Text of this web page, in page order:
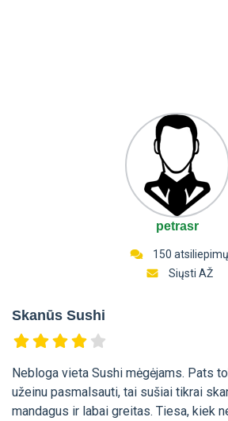
petrasr
150 atsiliepimų
Siųsti AŽ
Skanūs Sushi
Nebloga vieta Sushi mėgėjams. Pats
užeinu pasmalsauti, tai sušiai tikrai
mandagus ir labai greitas. Tiesa, kiek